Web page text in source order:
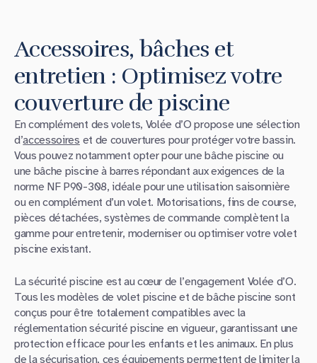
Accessoires, bâches et
entretien : Optimisez votre
couverture de piscine
En complément des volets, Volée d’O propose une sélection
d’accessoires et de couvertures pour protéger votre bassin.
Vous pouvez notamment opter pour une bâche piscine ou
une bâche piscine à barres répondant aux exigences de la
norme NF P90-308, idéale pour une utilisation saisonnière
ou en complément d’un volet. Motorisations, fins de course,
pièces détachées, systèmes de commande complètent la
gamme pour entretenir, moderniser ou optimiser votre volet
piscine existant.
La sécurité piscine est au cœur de l’engagement Volée d’O.
Tous les modèles de volet piscine et de bâche piscine sont
conçus pour être totalement compatibles avec la
réglementation sécurité piscine en vigueur, garantissant une
protection efficace pour les enfants et les animaux. En plus
de la sécurisation, ces équipements permettent de limiter la